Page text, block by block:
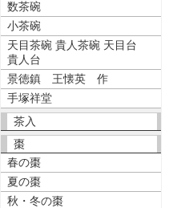
数茶碗
小茶碗
天目茶碗 貴人茶碗 天目台
貴人台
景徳鎮 王懐英 作
手塚祥堂
茶入
棗
春の棗
夏の棗
秋・冬の棗